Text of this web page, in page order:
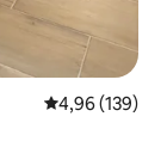
Évaluation
4,96 (139)